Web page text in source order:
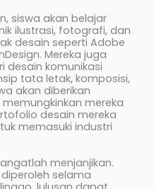
siswa akan belajar
ilustrasi, fotografi, dan
desain seperti Adobe
Mereka juga
desain komunikasi
tata letak, komposisi,
akan diberikan
mereka
desain mereka
memasuki industri
menjanjikan.
selama